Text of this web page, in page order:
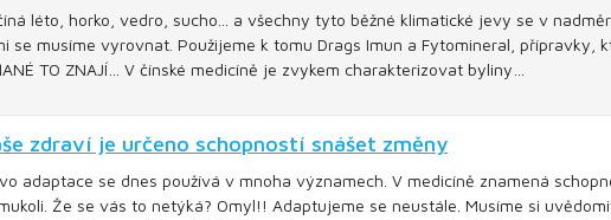
léto, horko, vedro, sucho... a všechny tyto běžné klimatické jevy se v
se musíme vyrovnat. Použijeme k tomu Drags Imun a Fytomineral, přípravky,
TO ZNAJÍ… V čínské medicíně je zvykem charakterizovat byliny…
zdraví je určeno schopností snášet změny
adaptace se dnes používá v mnoha významech. V medicíně znamená
Že se vás to netýká? Omyl!! Adaptujeme se neustále. Musíme si